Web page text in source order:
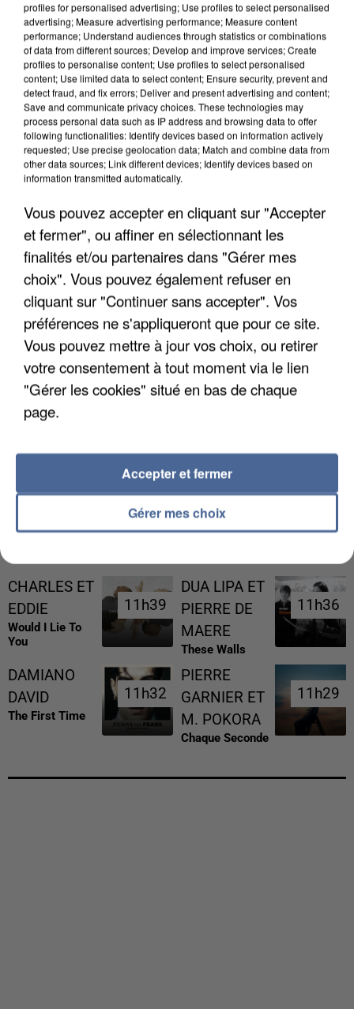
APRÈS TOUTES CES CANICULES, LES REFUGES
DE FAUNE SAUVAGE SONT...
MAFIA INTERPELLÉ EN ALGÉRIE
RÉCEMMENT DIFFUSÉ
CHARLES ET
EDDIE
Would I Lie To
You
11h39
11h39
DUA LIPA ET
PIERRE DE
MAERE
These Walls
11h36
11h36
DAMIANO
DAVID
The First Time
11h32
11h32
PIERRE
GARNIER ET
M. POKORA
Chaque Seconde
11h29
11h29
profiles for personalised advertising; Use profiles to select personalised
advertising; Measure advertising performance; Measure content
performance; Understand audiences through statistics or combinations
of data from different sources; Develop and improve services; Create
profiles to personalise content; Use profiles to select personalised
content; Use limited data to select content; Ensure security, prevent and
detect fraud, and fix errors; Deliver and present advertising and content;
Save and communicate privacy choices. These technologies may
process personal data such as IP address and browsing data to offer
following functionalities: Identify devices based on information actively
requested; Use precise geolocation data; Match and combine data from
other data sources; Link different devices; Identify devices based on
information transmitted automatically.
Vous pouvez accepter en cliquant sur "Accepter
et fermer", ou affiner en sélectionnant les
finalités et/ou partenaires dans "Gérer mes
choix". Vous pouvez également refuser en
cliquant sur "Continuer sans accepter". Vos
préférences ne s'appliqueront que pour ce site.
Vous pouvez mettre à jour vos choix, ou retirer
votre consentement à tout moment via le lien
"Gérer les cookies" situé en bas de chaque
page.
Gérer mes choix
Accepter et fermer